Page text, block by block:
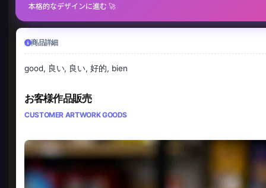
本格的なデザインに進む 🚀
商品詳細
good, 良い, 良い, 好的, bien
お客様作品販売
CUSTOMER ARTWORK GOODS